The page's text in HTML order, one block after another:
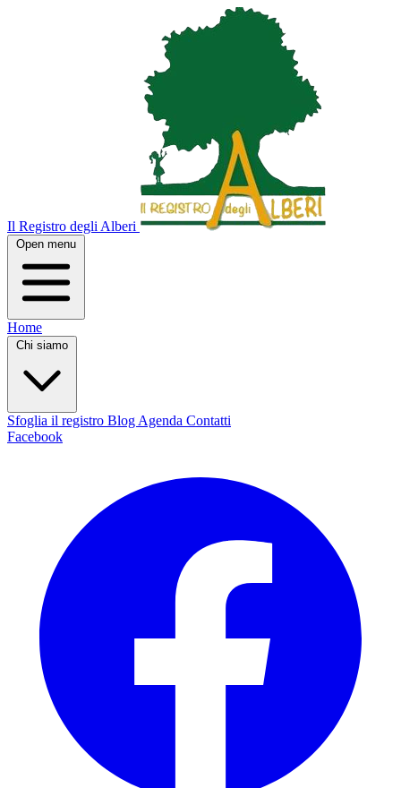
Il Registro degli Alberi
Open menu
Home
Chi siamo
Sfoglia il registro Blog Agenda Contatti
Facebook